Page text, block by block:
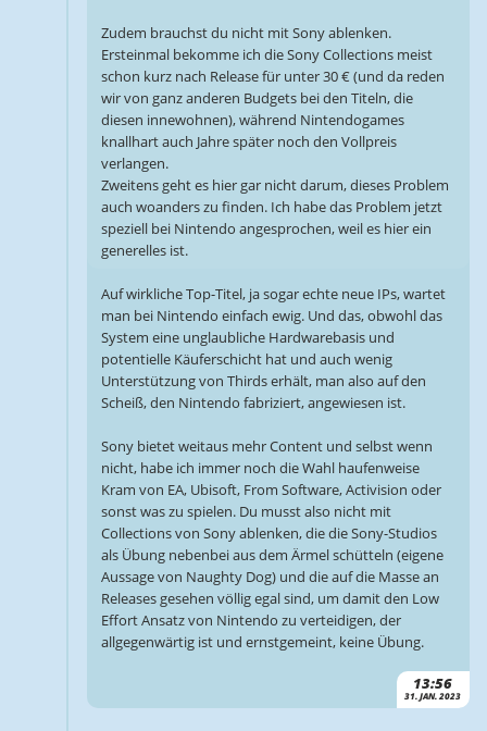
13:56
31. JAN. 2023
Zudem brauchst du nicht mit Sony ablenken.
Ersteinmal bekomme ich die Sony Collections meist
schon kurz nach Release für unter 30 € (und da reden
wir von ganz anderen Budgets bei den Titeln, die
diesen innewohnen), während Nintendogames
knallhart auch Jahre später noch den Vollpreis
verlangen.
Zweitens geht es hier gar nicht darum, dieses Problem
auch woanders zu finden. Ich habe das Problem jetzt
speziell bei Nintendo angesprochen, weil es hier ein
generelles ist.
Auf wirkliche Top-Titel, ja sogar echte neue IPs, wartet
man bei Nintendo einfach ewig. Und das, obwohl das
System eine unglaubliche Hardwarebasis und
potentielle Käuferschicht hat und auch wenig
Unterstützung von Thirds erhält, man also auf den
Scheiß, den Nintendo fabriziert, angewiesen ist.
Sony bietet weitaus mehr Content und selbst wenn
nicht, habe ich immer noch die Wahl haufenweise
Kram von EA, Ubisoft, From Software, Activision oder
sonst was zu spielen. Du musst also nicht mit
Collections von Sony ablenken, die die Sony-Studios
als Übung nebenbei aus dem Ärmel schütteln (eigene
Aussage von Naughty Dog) und die auf die Masse an
Releases gesehen völlig egal sind, um damit den Low
Effort Ansatz von Nintendo zu verteidigen, der
allgegenwärtig ist und ernstgemeint, keine Übung.